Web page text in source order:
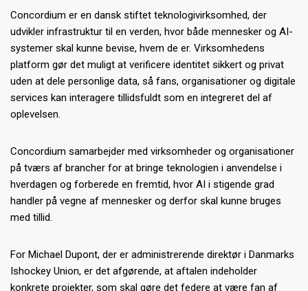
Concordium er en dansk stiftet teknologivirksomhed, der
udvikler infrastruktur til en verden, hvor både mennesker og AI-
systemer skal kunne bevise, hvem de er. Virksomhedens
platform gør det muligt at verificere identitet sikkert og privat
uden at dele personlige data, så fans, organisationer og digitale
services kan interagere tillidsfuldt som en integreret del af
oplevelsen.
Concordium samarbejder med virksomheder og organisationer
på tværs af brancher for at bringe teknologien i anvendelse i
hverdagen og forberede en fremtid, hvor AI i stigende grad
handler på vegne af mennesker og derfor skal kunne bruges
med tillid.
For Michael Dupont, der er administrerende direktør i Danmarks
Ishockey Union, er det afgørende, at aftalen indeholder
konkrete projekter, som skal gøre det federe at være fan af